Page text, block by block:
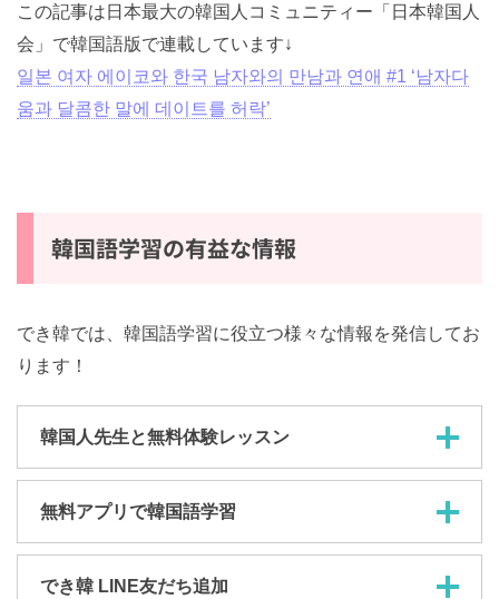
13年目の韓国人が率直に語ります！
この記事は日本最大の韓国人コミュニティー「日本韓国
人会」で韓国語版で連載しています↓
일본 여자 에이코와 한국 남자와의 만남과 연애 #1 ‘남자
でき韓では、韓国語学習に役立つ様々な情報を発信して
韓国人先生と無料体験レッスン
無料アプリで韓国語学習